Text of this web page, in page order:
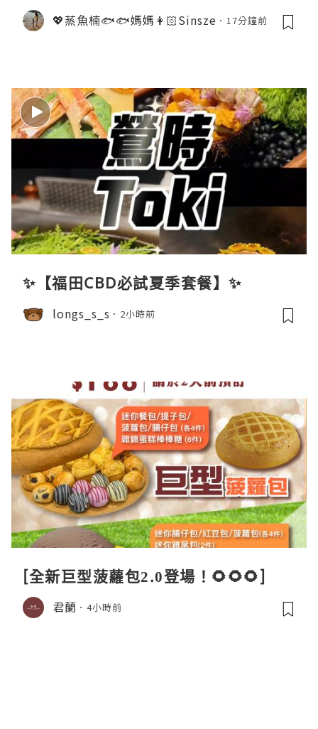
💖蒸魚楠🐟🐟媽媽👩🏻Sinsze 17分鐘前
✨【福田CBD必試夏季套餐】✨
longs_s_s 2小時前
[全新巨型菠蘿包2.0登場！🌻🌻🌻]
君蘭 4小時前